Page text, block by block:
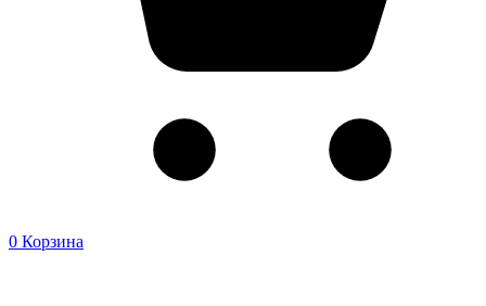
0 Корзина